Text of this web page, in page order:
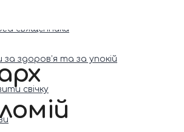
священника
за здоров’я та за упокій
свічку